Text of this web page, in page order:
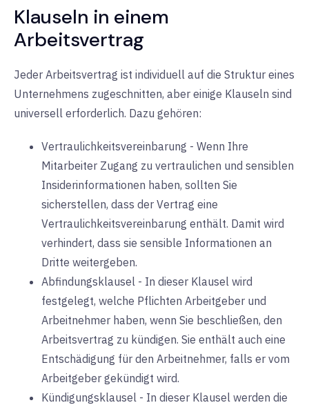
Klauseln in einem
Arbeitsvertrag
Jeder Arbeitsvertrag ist individuell auf die Struktur eines
Unternehmens zugeschnitten, aber einige Klauseln sind
universell erforderlich. Dazu gehören:
Vertraulichkeitsvereinbarung - Wenn Ihre
Mitarbeiter Zugang zu vertraulichen und sensiblen
Insiderinformationen haben, sollten Sie
sicherstellen, dass der Vertrag eine
Vertraulichkeitsvereinbarung enthält. Damit wird
verhindert, dass sie sensible Informationen an
Dritte weitergeben.
Abfindungsklausel - In dieser Klausel wird
festgelegt, welche Pflichten Arbeitgeber und
Arbeitnehmer haben, wenn Sie beschließen, den
Arbeitsvertrag zu kündigen. Sie enthält auch eine
Entschädigung für den Arbeitnehmer, falls er vom
Arbeitgeber gekündigt wird.
Kündigungsklausel - In dieser Klausel werden die